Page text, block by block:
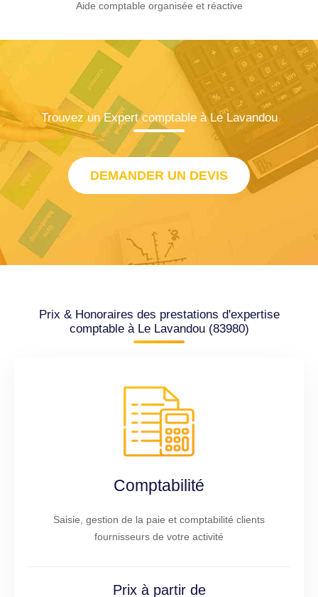
Aide comptable organisée et réactive
Trouvez un Expert comptable à Le Lavandou
DEMANDER UN DEVIS
Prix & Honoraires des prestations d'expertise
comptable à Le Lavandou (83980)
Comptabilité
Saisie, gestion de la paie et comptabilité clients
fournisseurs de votre activité
Prix à partir de